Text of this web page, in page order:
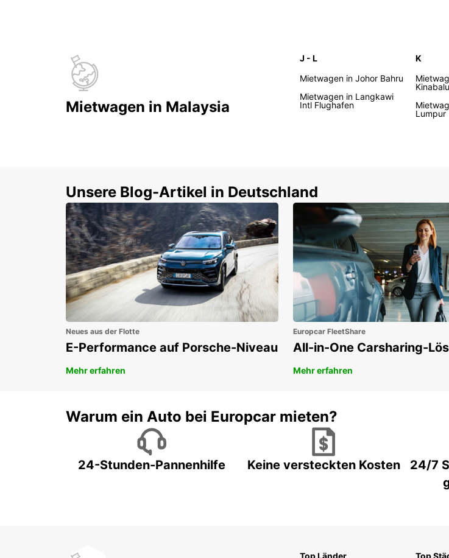
Mietwagen in Malaysia
J - L
Mietwagen in Johor Bahru
Mietwagen in Langkawi
Intl Flughafen
K
Lumpur
Unsere Blog-Artikel in Deutschland
Neues aus der Flotte
E-Performance auf Porsche-Niveau
Mehr erfahren
Europcar FleetShare
All-in-One Carsharing-
Mehr erfahren
Warum ein Auto bei Europcar mieten?
24-Stunden-Pannenhilfe Keine versteckten Kosten
24/7